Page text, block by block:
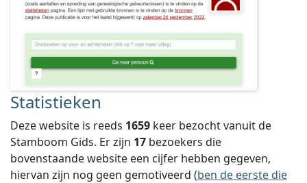
Statistieken
Deze website is reeds 1659 keer bezocht vanuit de
Stamboom Gids. Er zijn 17 bezoekers die
bovenstaande website een cijfer hebben gegeven,
hiervan zijn nog geen gemotiveerd (ben de eerste die